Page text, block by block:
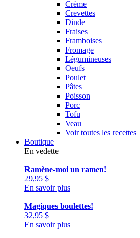
Crème
Crevettes
Dinde
Fraises
Framboises
Fromage
Légumineuses
Oeufs
Poulet
Pâtes
Poisson
Porc
Tofu
Veau
Voir toutes les recettes
Boutique
En vedette
Ramène-moi un ramen!
29,95 $
En savoir plus
Magiques boulettes!
32,95 $
En savoir plus